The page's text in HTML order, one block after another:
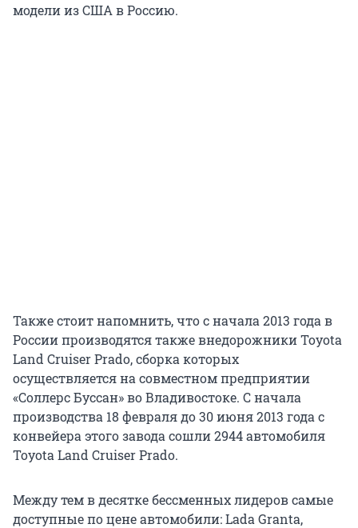
модели из США в Россию.
Также стоит напомнить, что с начала 2013 года в
России производятся также внедорожники Toyota
Land Cruiser Prado, сборка которых
осуществляется на совместном предприятии
«Соллерс Буссан» во Владивостоке. C начала
производства 18 февраля до 30 июня 2013 года с
конвейера этого завода сошли 2944 автомобиля
Toyota Land Cruiser Prado.
Между тем в десятке бессменных лидеров самые
доступные по цене автомобили: Lada Granta,